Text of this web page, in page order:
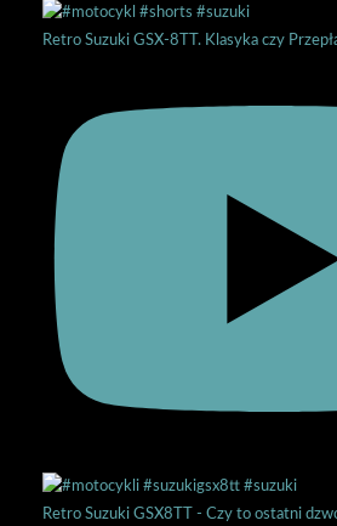
Retro Suzuki GSX-8TT. Klasyka czy
Retro Suzuki GSX8TT - Czy to ostatni